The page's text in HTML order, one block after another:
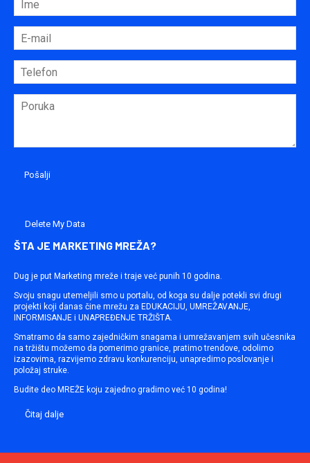
Delete My Data
ŠTA JE MARKETING MREŽA?
Dug je put Marketing mreže i traje već punih 10 godina.
Svoju snagu utemeljili smo u portalu, od koga su dalje potekli svi drugi
projekti koji danas čine mrežu za EDUKACIJU, UMREŽAVANJE,
INFORMISANJE i UNAPREĐENJE TRŽIŠTA.
Smatramo da samo zajedničkim snagama i umrežavanjem svih učesnika
na tržištu možemo da pomerimo granice, pratimo trendove, odolimo
izazovima, razvijemo zdravu konkurenciju, unapredimo poslovanje i
položaj struke.
Budite deo MREŽE koju zajedno gradimo već 10 godina!
Čitaj dalje